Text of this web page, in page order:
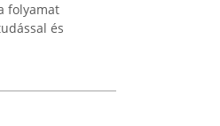
folyamat
és